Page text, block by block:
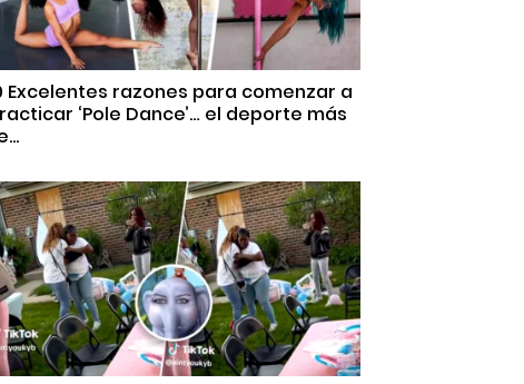
Excelentes razones para comenzar a
‘Pole Dance’… el deporte más